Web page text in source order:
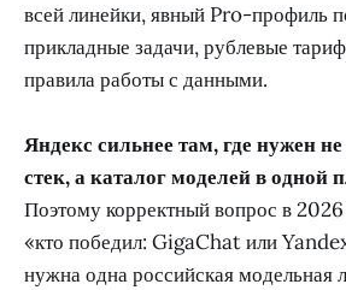
всей линейки, явный Pro-профиль
прикладные задачи, рублевые
правила работы с данными.
Яндекс сильнее там, где нужен
стек, а каталог моделей в одной
Поэтому корректный вопрос в 2026
«кто победил: GigaChat или
нужна одна российская модельная